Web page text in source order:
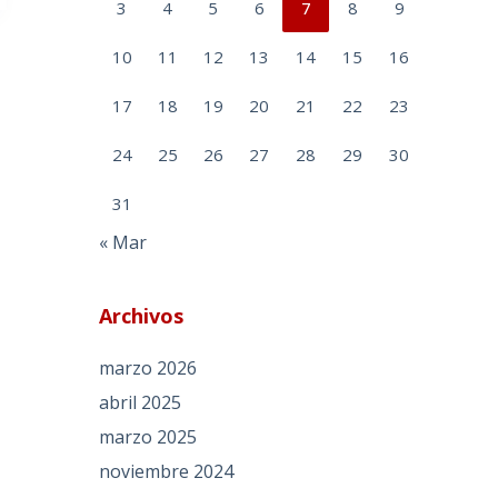
3 4 5 6 7 8 9
10 11 12 13 14 15 16
17 18 19 20 21 22 23
24 25 26 27 28 29 30
31
« Mar
Archivos
marzo 2026
abril 2025
marzo 2025
noviembre 2024